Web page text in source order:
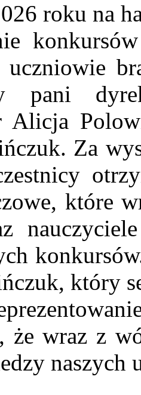
roku na
pani
Alicja
Za
które
który
że wraz z
naszych